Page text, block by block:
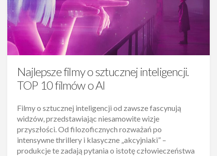
Najlepsze filmy o sztucznej inteligencji.
TOP 10 filmów o AI
Filmy o sztucznej inteligencji od zawsze fascynują
widzów, przedstawiając niesamowite wizje
przyszłości. Od filozoficznych rozważań po
intensywne thrillery i klasyczne „akcyjniaki” –
produkcje te zadają pytania o istotę człowieczeństwa